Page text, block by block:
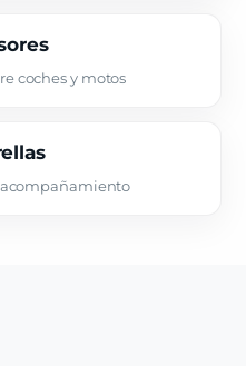
coches y motos
acompañamiento